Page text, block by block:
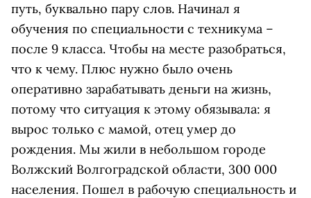
путь, буквально пару слов. Начинал я
обучения по специальности с техникума –
после 9 класса. Чтобы на месте разобраться,
что к чему. Плюс нужно было очень
оперативно зарабатывать деньги на жизнь,
потому что ситуация к этому обязывала: я
вырос только с мамой, отец умер до
рождения. Мы жили в небольшом городе
Волжский Волгоградской области, 300 000
населения. Пошел в рабочую специальность и